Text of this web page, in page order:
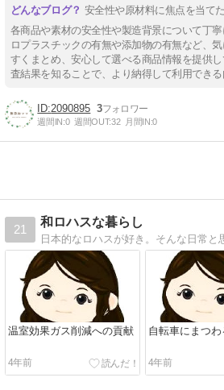
安全性や原材料に焦点を当て
各商品や素材の安全性や製造背景について丁
ロプラスチックの有無や添加物の有無など、
すくまとめ、安心して選べる商品情報を提供
査結果を知ることで、より納得して利用できる
2090895 3
週間IN:0 週間OUT:32 月間IN:0
21
和ロハスな暮らし
温室効果ガス削減への貢献
4年前
自転車にまつわ
4年前